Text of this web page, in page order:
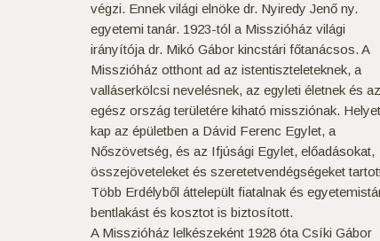
végzi. Ennek világi elnöke dr. Nyiredy Jenő ny.
egyetemi tanár. 1923-tól a Misszióház világi
irányítója dr. Mikó Gábor kincstári főtanácsos. A
Misszióház otthont ad az istentiszteleteknek, a
valláserkölcsi nevelésnek, az egyleti életnek és az
egész ország területére kiható missziónak. Helyet
kap az épületben a Dávid Ferenc Egylet, a
Nőszövetség, és az Ifjúsági Egylet, előadásokat,
összejöveteleket és szeretetvendégségeket
Több Erdélyből áttelepült fiatalnak és
bentlakást és kosztot is biztosított.
A Misszióház lelkészeként 1928 óta Csíki Gábor